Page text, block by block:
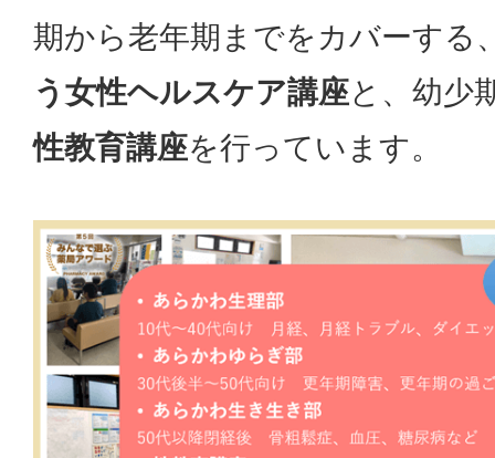
期から老年期までをカバーする
う女性ヘルスケア講座と、幼少
性教育講座を行っています。